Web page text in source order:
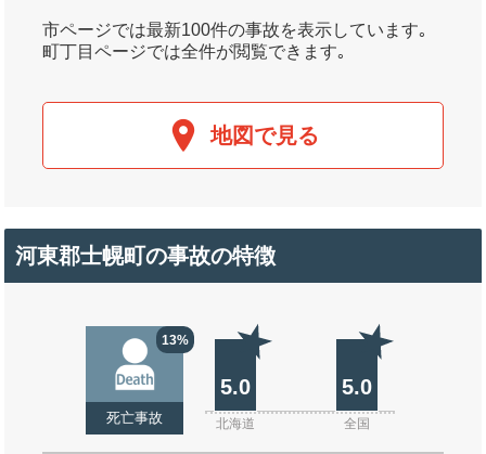
市ページでは最新100件の事故を表示しています｡
町丁目ページでは全件が閲覧できます｡
地図で見る
河東郡士幌町の事故の特徴
13%
死亡事故
5.0 5.0
北海道 全国